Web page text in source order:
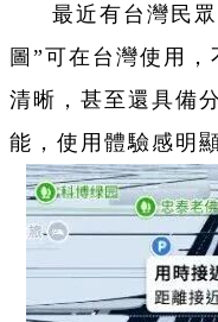
最近有台灣民
圖”可在台灣使用
清晰，甚至還具備
能，使用體驗感明